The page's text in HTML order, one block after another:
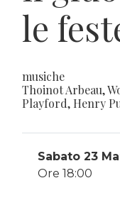
le
musiche
Thoinot Arbeau,
Playford, Henry
Sabato 23
Ore 18:00